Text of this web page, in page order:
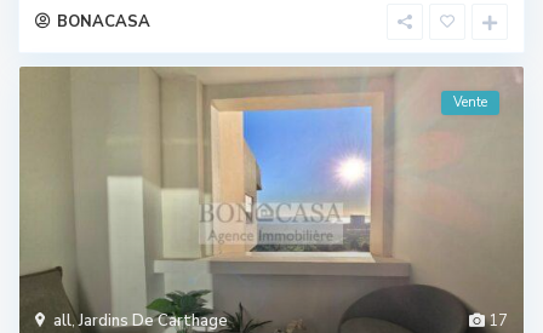
BONACASA
17
all,Jardins De Carthage
Vente